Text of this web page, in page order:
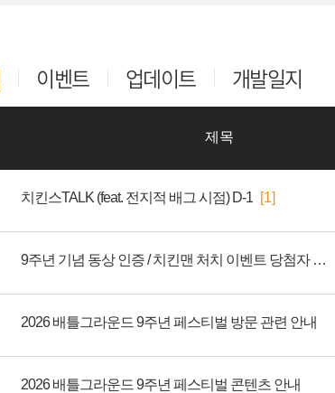
이벤트 업데이트 개발일지
제목
치킨스TALK (feat. 전지적 배그 시점) D-1 [1]
9주년 기념 동상 인증 / 치킨맨 처치 이벤트 당첨자 발표
2026 배틀그라운드 9주년 페스티벌 방문 관련 안내
2026 배틀그라운드 9주년 페스티벌 콘텐츠 안내